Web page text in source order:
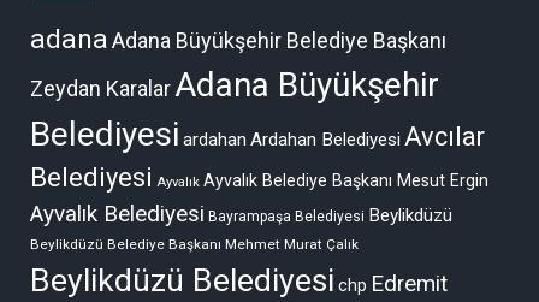
adanaAdana Büyükşehir Belediye Başkanı
Zeydan KaralarAdana Büyükşehir
Belediyesi ardahan Ardahan Belediyesi Avcılar
Belediyesi Ayvalık Ayvalık Belediye Başkanı Mesut Ergin
Ayvalık Belediyesi Bayrampaşa Belediyesi Beylikdüzü
Beylikdüzü Belediye Başkanı Mehmet Murat Çalık
Beylikdüzü Belediyesi chp Edremit